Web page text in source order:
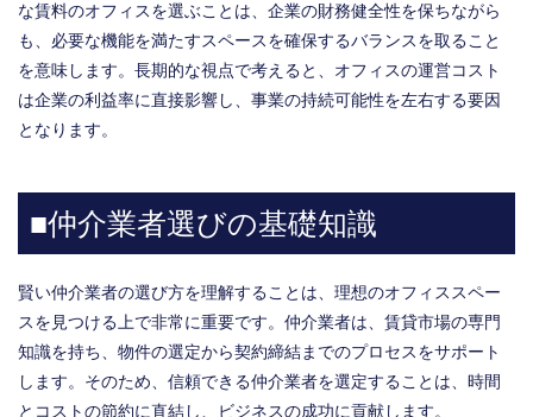
な賃料のオフィスを選ぶことは、企業の財務健全性を保ちながら
も、必要な機能を満たすスペースを確保するバランスを取ること
を意味します。長期的な視点で考えると、オフィスの運営コスト
は企業の利益率に直接影響し、事業の持続可能性を左右する要因
となります。
■仲介業者選びの基礎知識
賢い仲介業者の選び方を理解することは、理想のオフィススペー
スを見つける上で非常に重要です。仲介業者は、賃貸市場の専門
知識を持ち、物件の選定から契約締結までのプロセスをサポート
します。そのため、信頼できる仲介業者を選定することは、時間
とコストの節約に直結し、ビジネスの成功に貢献します。